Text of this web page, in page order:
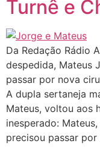
Turnê e
Da Redação Rádio
despedida, Mateus
passar por nova
A dupla sertaneja
Mateus, voltou aos
inesperado:
precisou passar